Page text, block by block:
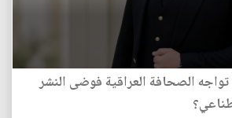
الصحافة العراقية فوضى النشر